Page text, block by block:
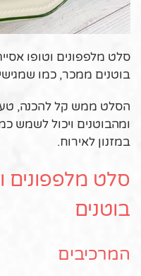
סלט מלפפונים וטופו
בוטנים ממכר, כמו
הסלט ממש קל להכנה,
ומהבוטנים ויכול לשמש
במזנון לאירוח.
סלט מלפפונים
בוטנים
המרכיבים